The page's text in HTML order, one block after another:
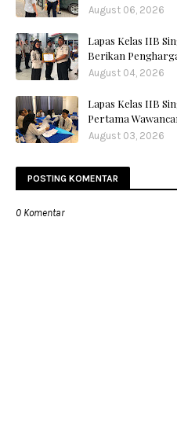
August 06, 2026
Lapas Kelas IIB
Berikan
August 04, 2026
Lapas Kelas IIB
Pertama
August 03, 2026
POSTING KOMENTAR
0 Komentar